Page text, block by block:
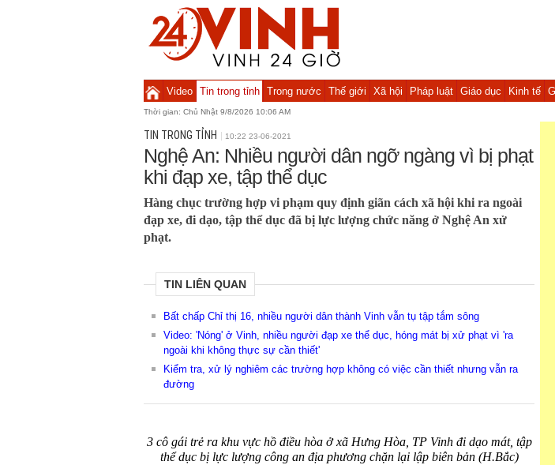
Video Tin trong tỉnh Trong nước Thế giới Xã hội Pháp luật Giáo dục Kinh tế
Thời gian: Chủ Nhật 9/8/2026 10:06 AM
TIN TRONG TỈNH 10:22 23-06-2021
Nghệ An: Nhiều người dân ngỡ ngàng vì bị phạt
khi đạp xe, tập thể dục
Hàng chục trường hợp vi phạm quy định giãn cách xã hội khi ra ngoài
đạp xe, đi dạo, tập thể dục đã bị lực lượng chức năng ở Nghệ An xử
phạt.
TIN LIÊN QUAN
Bất chấp Chỉ thị 16, nhiều người dân thành Vinh vẫn tụ tập tắm sông
Video: 'Nóng' ở Vinh, nhiều người đạp xe thể dục, hóng mát bị xử phạt vì 'ra
ngoài khi không thực sự cần thiết'
Kiểm tra, xử lý nghiêm các trường hợp không có việc cần thiết nhưng vẫn ra
đường
3 cô gái trẻ ra khu vực hồ điều hòa ở xã Hưng Hòa, TP Vinh đi dạo mát, tập
thể dục bị lực lượng công an địa phương chặn lại lập biên bản (H.Bắc)